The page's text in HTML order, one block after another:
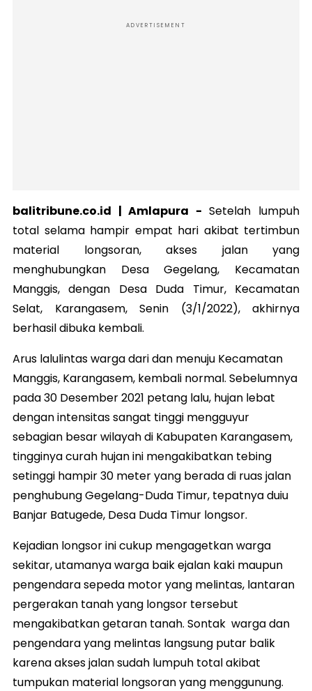
ADVERTISEMENT
balitribune.co.id |Amlapura - Setelah lumpuh
total selama hampir empat hari akibat tertimbun
material longsoran, akses jalan yang
menghubungkan Desa Gegelang, Kecamatan
Manggis, dengan Desa Duda Timur, Kecamatan
Selat, Karangasem, Senin (3/1/2022), akhirnya
berhasil dibuka kembali.
Arus lalulintas warga dari dan menuju Kecamatan
Manggis, Karangasem, kembali normal. Sebelumnya
pada 30 Desember 2021 petang lalu, hujan lebat
dengan intensitas sangat tinggi mengguyur
sebagian besar wilayah di Kabupaten Karangasem,
tingginya curah hujan ini mengakibatkan tebing
setinggi hampir 30 meter yang berada di ruas jalan
penghubung Gegelang-Duda Timur, tepatnya duiu
Banjar Batugede, Desa Duda Timur longsor.
Kejadian longsor ini cukup mengagetkan warga
sekitar, utamanya warga baik ejalan kaki maupun
pengendara sepeda motor yang melintas, lantaran
pergerakan tanah yang longsor tersebut
mengakibatkan getaran tanah. Sontak warga dan
pengendara yang melintas langsung putar balik
karena akses jalan sudah lumpuh total akibat
tumpukan material longsoran yang menggunung.